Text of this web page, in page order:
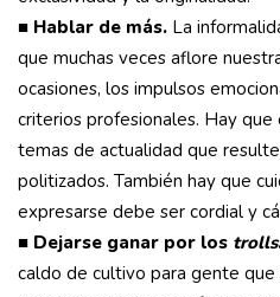
■ Hablar de más. La
que muchas veces aflore
ocasiones, los impulsos
criterios profesionales. Hay
temas de actualidad que
politizados. También hay que
expresarse debe ser cordial y
■ Dejarse ganar por los trolls
caldo de cultivo para gente